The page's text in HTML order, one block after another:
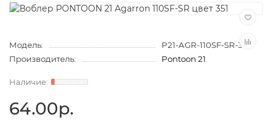
Модель:
P21-AGR-110SF-SR-351
Производитель:
Pontoon 21
64.00р.